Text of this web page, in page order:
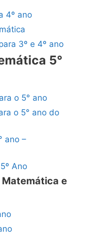
4º ano
3º e 4º ano
5°
o 5° ano
o 5° ano do
ano –
Ano
e